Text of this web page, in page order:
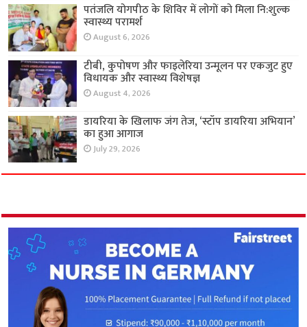
पतंजलि योगपीठ के शिविर में लोगों को मिला नि:शुल्क
स्वास्थ्य परामर्श
August 6, 2026
टीबी, कुपोषण और फाइलेरिया उन्मूलन पर एकजुट हुए
विधायक और स्वास्थ्य विशेषज्ञ
August 4, 2026
डायरिया के खिलाफ जंग तेज, ‘स्टॉप डायरिया अभियान’
का हुआ आगाज
July 29, 2026